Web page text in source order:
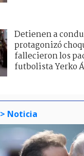
Detienen a
protagonizó
fallecieron los
futbolista Yerko
> Noticia